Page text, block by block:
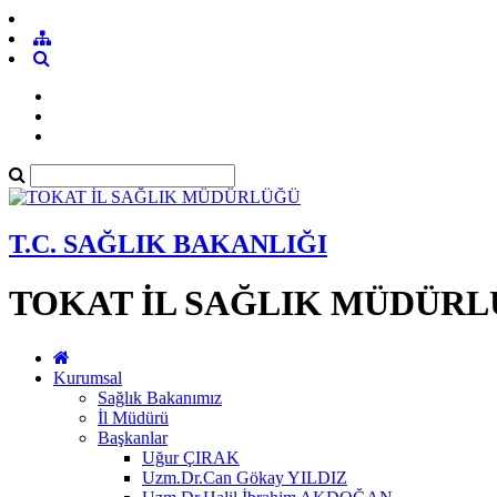
T.C. SAĞLIK BAKANLIĞI
TOKAT İL SAĞLIK
Kurumsal
Sağlık Bakanımız
İl Müdürü
Başkanlar
Uğur ÇIRAK
Uzm.Dr.Can Gökay YILDIZ